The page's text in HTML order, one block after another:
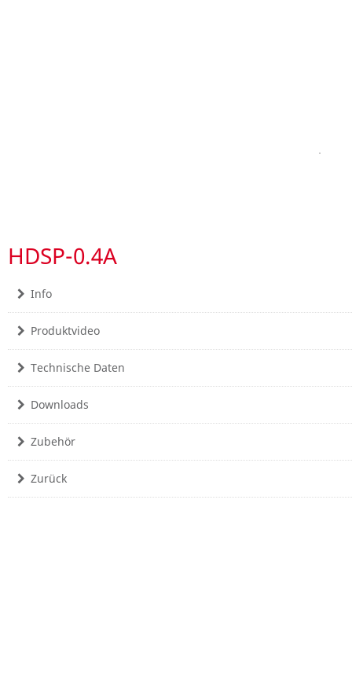
HDSP-0.4A
Info
Produktvideo
Technische Daten
Downloads
Zubehör
Zurück